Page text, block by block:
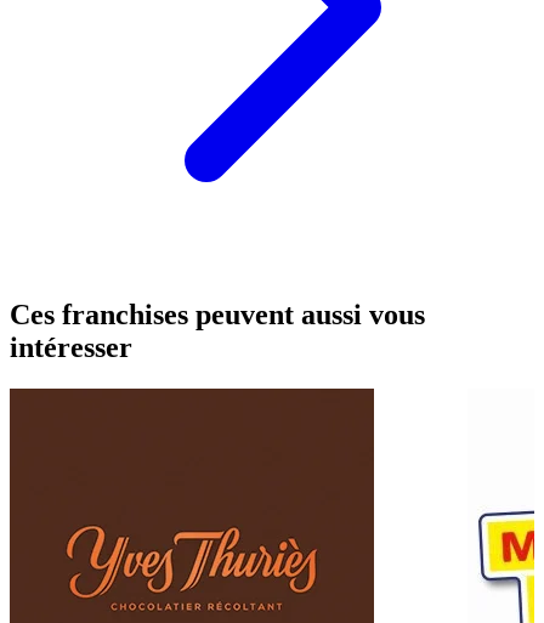
Ces franchises peuvent aussi vous
intéresser